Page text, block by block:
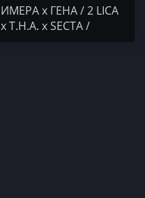
ИМЕРА x ГЕНА / 2 LICA
x T.H.A. x SECTA /